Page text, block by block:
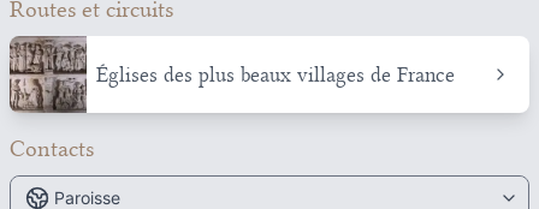
Routes et circuits
Églises des plus beaux villages de France
Contacts
Paroisse